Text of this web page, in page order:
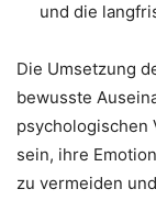
und die
Die Umsetzung
bewusste
psychologischen
sein, ihre
zu vermeiden